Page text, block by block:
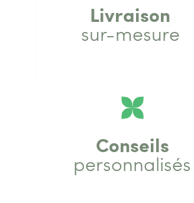
Livraison
sur-mesure
Conseils
personnalisés